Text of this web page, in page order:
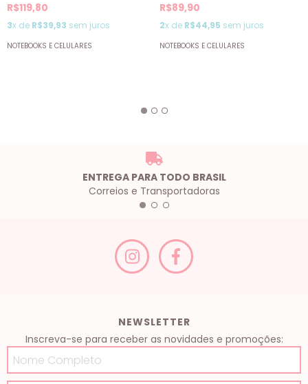
R$119,80
3x de R$39,93 sem juros
NOTEBOOKS E CELULARES
R$89,90
2x de R$44,95 sem juros
NOTEBOOKS E CELULARES
ENTREGA PARA TODO BRASIL
Correios e Transportadoras
NEWSLETTER
Inscreva-se para receber as novidades e promoções: